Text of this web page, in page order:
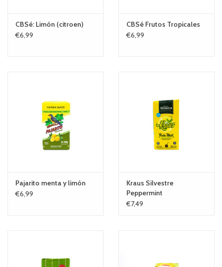
CBSé: Limón (citroen)
€6,99
CBSé Frutos Tropicales
€6,99
Pajarito menta y limón
€6,99
Kraus Silvestre
Peppermint
€7,49